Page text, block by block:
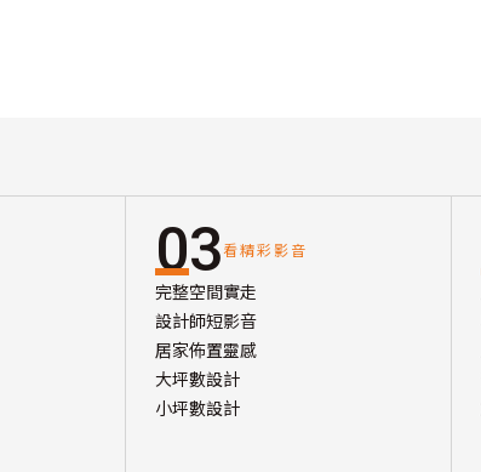
03看精彩影音
完整空間實走
設計師短影音
居家佈置靈感
大坪數設計
小坪數設計